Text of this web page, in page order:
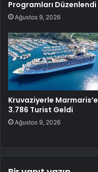
Programları Düzenlendi
Ağustos 9, 2026
Kruvaziyerle Marmaris’e
3.786 Turist Geldi
Ağustos 9, 2026